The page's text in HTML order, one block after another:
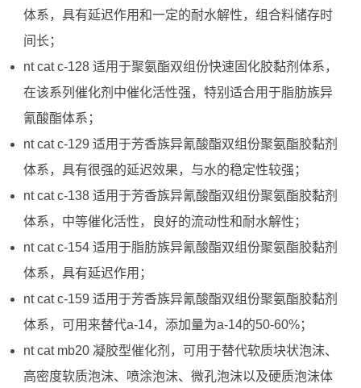
体系，具有延迟作用和一定的耐水解性，组合料储存时
间长；
nt cat c-128 适用于聚氨酯双组份快速固化胶黏剂体系，
在该系列催化剂中催化活性强，特别适合用于脂肪族异
氰酸酯体系；
nt cat c-129 适用于芳香族异氰酸酯双组份聚氨酯胶黏剂
体系，具有很强的延迟效果，与水的稳定性较强；
nt cat c-138 适用于芳香族异氰酸酯双组份聚氨酯胶黏剂
体系，中等催化活性，良好的流动性和耐水解性；
nt cat c-154 适用于脂肪族异氰酸酯双组份聚氨酯胶黏剂
体系，具有延迟作用；
nt cat c-159 适用于芳香族异氰酸酯双组份聚氨酯胶黏剂
体系，可用来替代a-14，添加量为a-14的50-60%；
nt cat mb20 凝胶型催化剂，可用于替代软质块状泡沫、
高密度软质泡沫、喷涂泡沫、微孔泡沫以及硬质泡沫体